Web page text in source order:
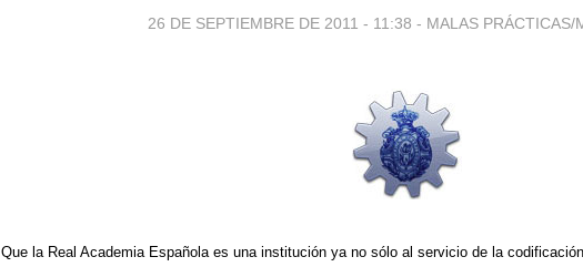
26 DE SEPTIEMBRE DE 2011 - 11:38 - MALAS PRÁCTICAS/
Que la Real Academia Española es una institución ya no sólo al servicio de la